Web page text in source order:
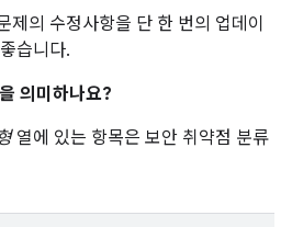
제의 수정사항을 단 한 번의 업데이
습니다.
의미하나요?
열에 있는 항목은 보안 취약점 분류